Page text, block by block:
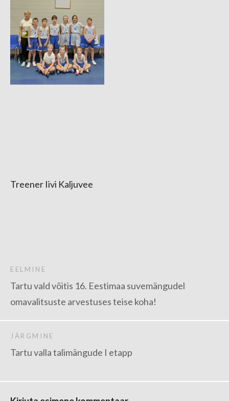
Treener Iivi Kaljuvee
EELMINE
Tartu vald võitis 16. Eestimaa suvemängudel
omavalitsuste arvestuses teise koha!
JÄRGMINE
Tartu valla talimängude I etapp